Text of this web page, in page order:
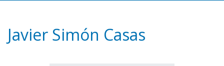
Javier Simón Casas